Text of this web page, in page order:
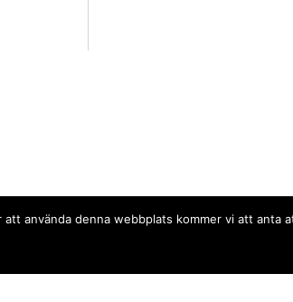
använda denna webbplats kommer vi att anta